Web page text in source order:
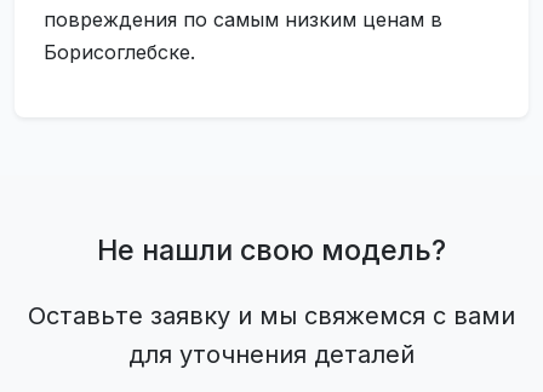
повреждения по самым низким ценам в
Борисоглебске.
Не нашли свою модель?
Оставьте заявку и мы свяжемся с вами
для уточнения деталей